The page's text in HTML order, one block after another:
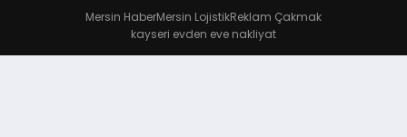
Mersin HaberMersin LojistikReklam Çakmak
kayseri evden eve nakliyat